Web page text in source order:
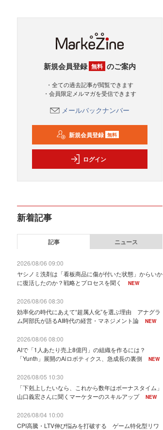
新規会員登録 無料 のご案内
・全ての過去記事が閲覧できます
・会員限定メルマガを受信できます
メールバックナンバー
新規会員登録 無料
ログイン
新着記事
記事 ニュース
2026/08/06 09:00
ヤシノミ洗剤は「看板商品に傷が付いた状態」からいか
に復活したのか？戦略とプロセスを聞く
NEW
2026/08/06 08:30
効率化の時代にあえて“超属人化”を選ぶ理由 アナグラ
ム阿部氏が語るAI時代の経営・マネジメント論
NEW
2026/08/06 08:00
AIで「1人あたり売上8億円」の組織を作るには？
「Yunth」展開のAiロボティクス、急成長の裏側
NEW
2026/08/05 10:30
「下剋上したいなら、これから数年はボーナスタイム」
山口義宏さんに聞くマーケターのスキルアップ
NEW
2026/08/04 10:00
CPI高騰・LTV伸び悩みを打破する ゲーム特化型リワ